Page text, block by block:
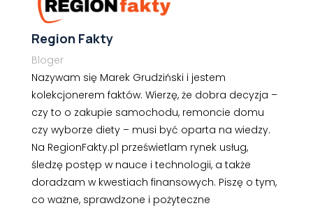
Region Fakty
Bloger
Nazywam się Marek Grudziński i jestem
kolekcjonerem faktów. Wierzę, że dobra decyzja –
czy to o zakupie samochodu, remoncie domu
czy wyborze diety – musi być oparta na wiedzy.
Na RegionFakty.pl prześwietlam rynek usług,
śledzę postęp w nauce i technologii, a także
doradzam w kwestiach finansowych. Piszę o tym,
co ważne, sprawdzone i pożyteczne